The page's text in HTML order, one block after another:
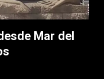
Mar del